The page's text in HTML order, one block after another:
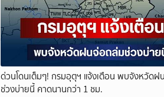
ด่วนโดนเต็มๆ! กรมอุตุฯ แจ้งเตือน พบจังหวัด
ช่วงบ่ายนี้ คาดนานกว่า 1 ชม.